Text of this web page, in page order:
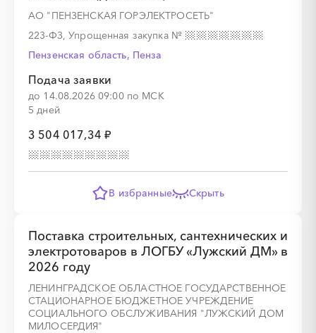
АО "ПЕНЗЕНСКАЯ ГОРЭЛЕКТРОСЕТЬ"
223-ФЗ, Упрощенная закупка №
Пензенская область, Пенза
Подача заявки
до 14.08.2026 09:00 по МСК
5 дней
3 504 017,34 ₽
В избранные Скрыть
Поставка строительных, сантехнических и
электротоваров в ЛОГБУ «Лужский ДМ» в
2026 году
ЛЕНИНГРАДСКОЕ ОБЛАСТНОЕ ГОСУДАРСТВЕННОЕ
СТАЦИОНАРНОЕ БЮДЖЕТНОЕ УЧРЕЖДЕНИЕ
СОЦИАЛЬНОГО ОБСЛУЖИВАНИЯ "ЛУЖСКИЙ ДОМ
МИЛОСЕРДИЯ"